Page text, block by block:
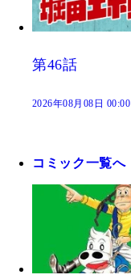
第46話
2026年08月08日 00:00
コミック一覧へ